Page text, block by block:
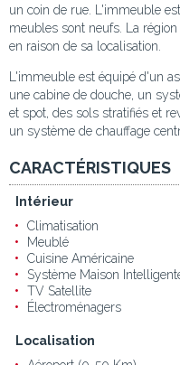
un coin de rue. L'immeuble
meubles sont neufs. La
en raison de sa localisation.
L'immeuble est équipé d'un
une cabine de douche, un
et spot, des sols stratifiés et
un système de chauffage
CARACTÉRISTIQUES
Intérieur
Climatisation
Meublé
Cuisine Américaine
Système Maison
TV Satellite
Électroménagers
Localisation